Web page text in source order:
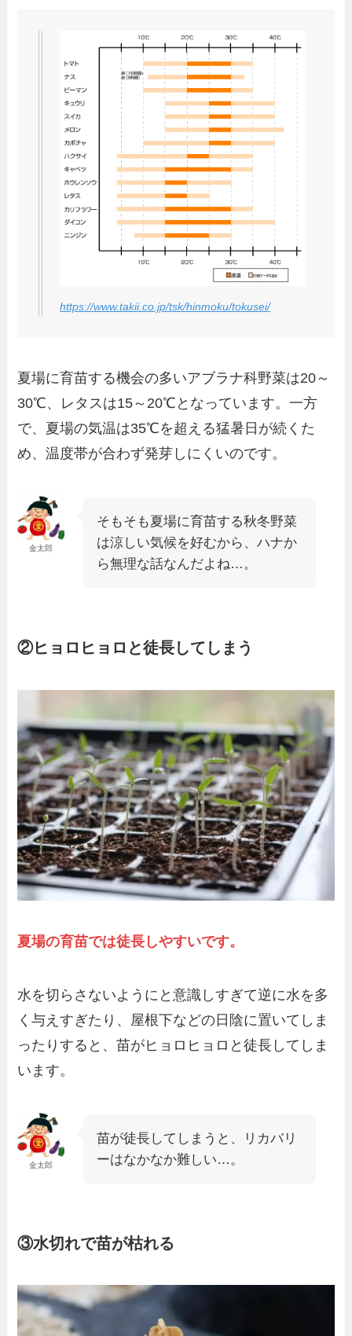
https://www.takii.co.jp/tsk/hinmoku/tokusei/
夏場に育苗する機会の多いアブラナ科野菜は20～
30℃、レタスは15～20℃となっています。一方
で、夏場の気温は35℃を超える猛暑日が続くた
め、温度帯が合わず発芽しにくいのです。
金太郎
そもそも夏場に育苗する秋冬野菜
は涼しい気候を好むから、ハナか
ら無理な話なんだよね…。
②ヒョロヒョロと徒長してしまう
夏場の育苗では徒長しやすいです。
水を切らさないようにと意識しすぎて逆に水を多
く与えすぎたり、屋根下などの日陰に置いてしま
ったりすると、苗がヒョロヒョロと徒長してしま
います。
金太郎
苗が徒長してしまうと、リカバリ
ーはなかなか難しい…。
③水切れで苗が枯れる